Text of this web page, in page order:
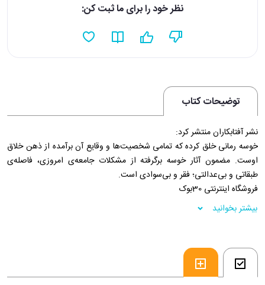
نظر خود را برای ما ثبت کن:
توضیحات کتاب
نشر آفتابکاران منتشر کرد:
خوسه رمانی خلق کرده که تمامی شخصیت‌ها و وقایع آن برآمده از ذهن خلاق
اوست. مضمون آثار خوسه برگرفته از مشکلات جامعه‌ی امروزی، فاصله‌ی
طبقاتی و بی‌عدالتی؛ فقر و بی‌سوادی است.
فروشگاه اینترنتی 30بوک
بیشتر بخوانید